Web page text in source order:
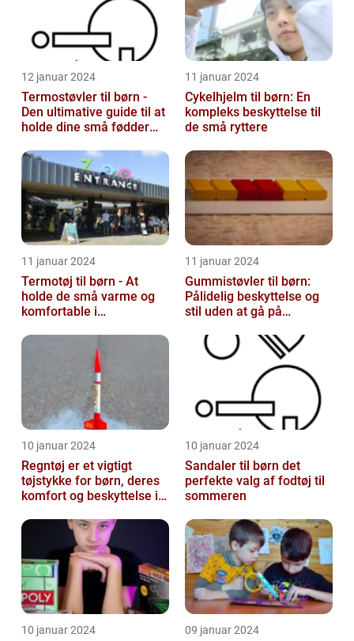
12 januar 2024
Termostøvler til børn -
Den ultimative guide til at
holde dine små fødder
11 januar 2024
Cykelhjelm til børn: En
kompleks beskyttelse til
de små ryttere
11 januar 2024
Termotøj til børn - At
holde de små varme og
komfortable i
11 januar 2024
Gummistøvler til børn:
Pålidelig beskyttelse og
stil uden at gå på
10 januar 2024
Regntøj er et vigtigt
tøjstykke for børn, deres
komfort og beskyttelse i
10 januar 2024
Sandaler til børn det
perfekte valg af fodtøj til
sommeren
10 januar 2024 09 januar 2024